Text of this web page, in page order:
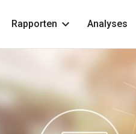
Rapporten Analyses